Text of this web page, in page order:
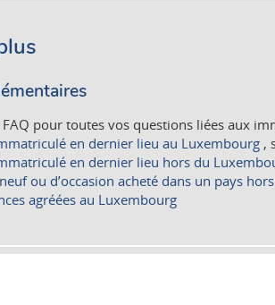
pour toutes vos questions liées aux
en dernier lieu au Luxembourg ,
en dernier lieu hors du
ou d’occasion acheté dans un pays
agréées au Luxembourg